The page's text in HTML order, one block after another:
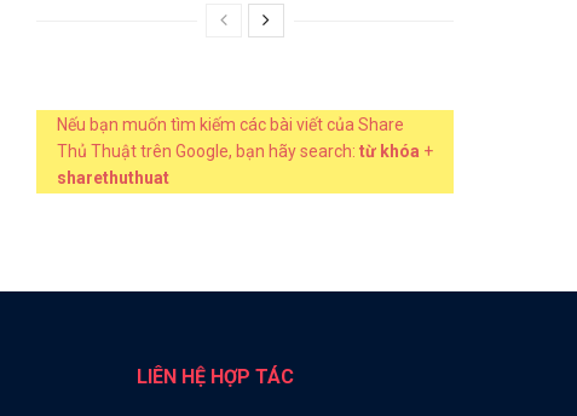
Nếu bạn muốn tìm kiếm các bài viết của Share
Thủ Thuật trên Google, bạn hãy search: từ khóa +
sharethuthuat
LIÊN HỆ HỢP TÁC